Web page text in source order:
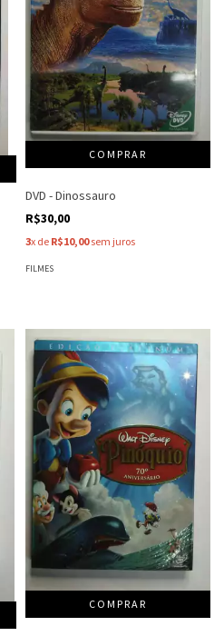
DVD - Dinossauro
R$30,00
3x de R$10,00sem juros
FILMES